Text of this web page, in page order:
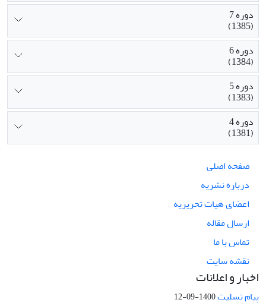
دوره 7
(1385)
دوره 6
(1384)
دوره 5
(1383)
دوره 4
(1381)
صفحه اصلی
درباره نشریه
اعضای هیات تحریریه
ارسال مقاله
تماس با ما
نقشه سایت
اخبار و اعلانات
پیام تسلیت1400-09-12